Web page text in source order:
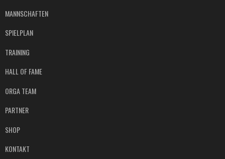
MANNSCHAFTEN
SPIELPLAN
TRAINING
HALL OF FAME
ORGA TEAM
PARTNER
SHOP
KONTAKT